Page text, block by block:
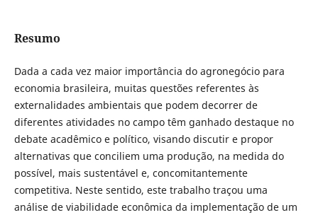
Resumo
Dada a cada vez maior importância do agronegócio para
economia brasileira, muitas questões referentes às
externalidades ambientais que podem decorrer de
diferentes atividades no campo têm ganhado destaque no
debate acadêmico e político, visando discutir e propor
alternativas que conciliem uma produção, na medida do
possível, mais sustentável e, concomitantemente
competitiva. Neste sentido, este trabalho traçou uma
análise de viabilidade econômica da implementação de um